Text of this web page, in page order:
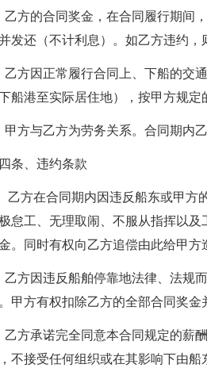
乙方的合同奖金，在合同履行期间
发还（不计利息）。如乙方违约，
乙方因正常履行合同上、下船的交
船港至实际居住地），按甲方规定
甲方与乙方为劳务关系。合同期内
条、违约条款
乙方在合同期内因违反船东或甲方
怠工、无理取闹、不服从指挥以
。同时有权向乙方追偿由此给甲方
乙方因违反船舶停靠地法律、法规
甲方有权扣除乙方的全部合同奖金
乙方承诺完全同意本合同规定的薪
不接受任何组织或在其影响下由